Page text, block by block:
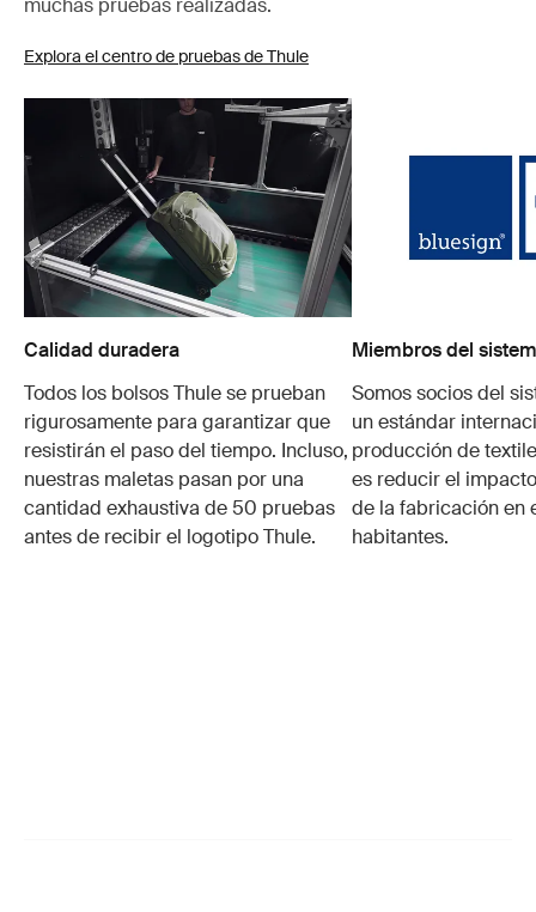
muchas pruebas realizadas.
Explora el centro de pruebas de Thule
Calidad duradera
Todos los bolsos Thule se prueban
rigurosamente para garantizar que
resistirán el paso del tiempo. Incluso,
nuestras maletas pasan por una
cantidad exhaustiva de 50 pruebas
antes de recibir el logotipo Thule.
Miembros del
Somos socios del
un estándar
producción de
es reducir el
de la fabricación en
habitantes.